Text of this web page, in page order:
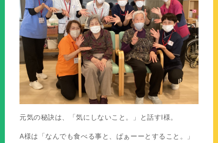
元気の秘訣は、「気にしないこと。」と話すI様。
A様は「なんでも食べる事と、ぱぁーーとすること。」